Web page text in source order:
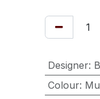
Designer:
Colour: